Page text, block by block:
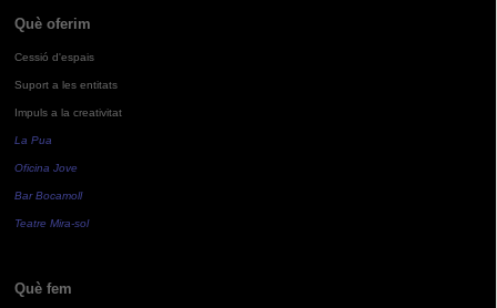
Què oferim
Cessió d'espais
Suport a les entitats
Impuls a la creativitat
La Pua
Oficina Jove
Bar Bocamoll
Teatre Mira-sol
Què fem